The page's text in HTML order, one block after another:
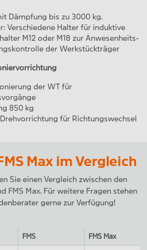
Dämpfung bis zu 3000 kg.
Verschiedene Halter für induktive
M12 oder M18 zur Anwesenheits-
der Werkstückträger
der WT für
850 kg
für Richtungswechsel
Max im Vergleich
Sie einen Vergleich zwischen den
FMS Max. Für weitere Fragen stehen
gerne zur Verfügung!
FMS FMS Max